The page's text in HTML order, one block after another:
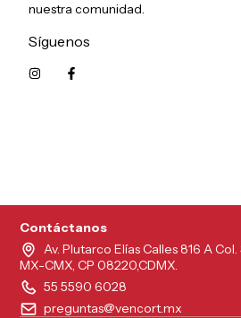
nuestra comunidad.
Síguenos
Contáctanos
Av. Plutarco Elías Calles 816 A
MX-CMX, CP 08220,CDMX.
55 5590 6028
preguntas@vencort.mx